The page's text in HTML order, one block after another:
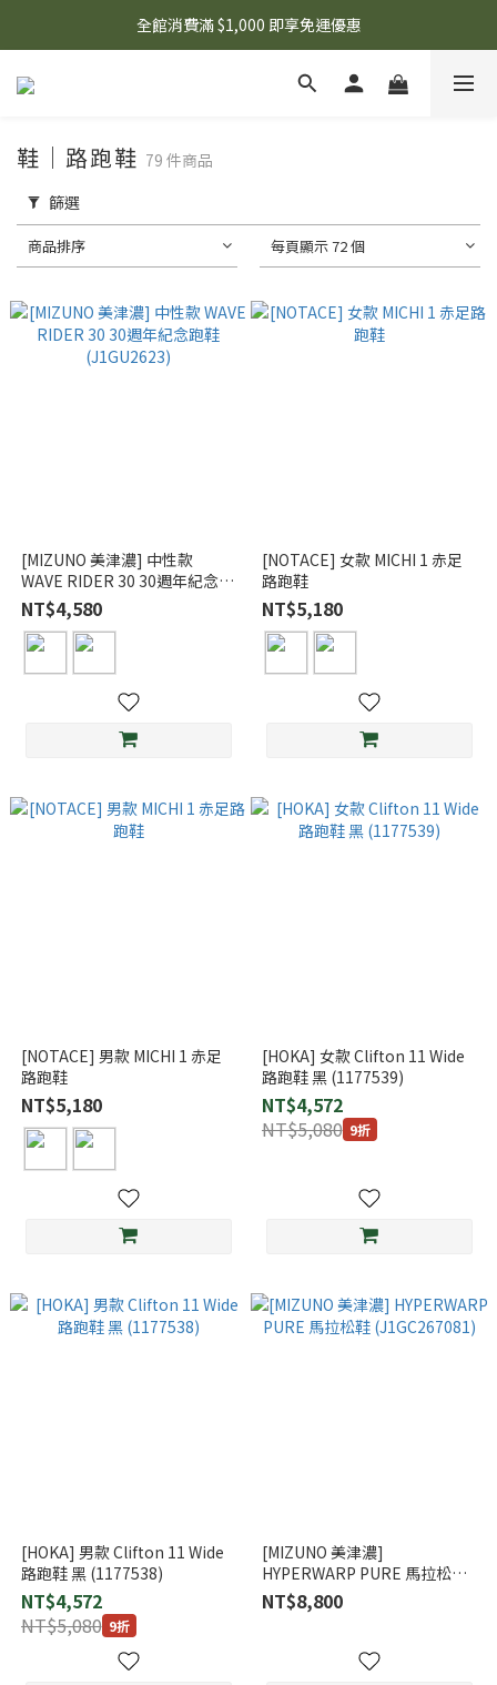
🌟 想知道現在有什麼優惠嗎？ 點擊查看最新優惠！
全館消費滿 $1,000 即享免運優惠
🌟 想知道現在有什麼優惠嗎？ 點擊查看最新優惠！
鞋｜路跑鞋 79 件商品
篩選
商品排序 每頁顯示 72 個
[MIZUNO 美津濃] 中性款
WAVE RIDER 30 30週年紀念跑
鞋 (J1GU2623)
NT$4,580
[NOTACE] 女款 MICHI 1 赤足
路跑鞋
NT$5,180
[NOTACE] 男款 MICHI 1 赤足
路跑鞋
NT$5,180
[HOKA] 女款 Clifton 11 Wide
路跑鞋 黑 (1177539)
NT$4,572
NT$5,080 9折
[HOKA] 男款 Clifton 11 Wide
路跑鞋 黑 (1177538)
NT$4,572
NT$5,080 9折
[MIZUNO 美津濃]
HYPERWARP PURE 馬拉松鞋
(J1GC267081)
NT$8,800